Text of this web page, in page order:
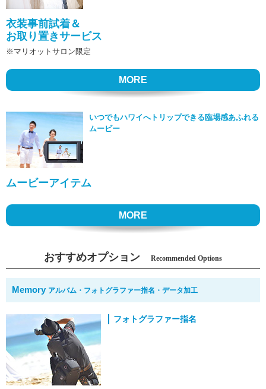
衣装事前試着＆
お取り置きサービス
※マリオットサロン限定
MORE
いつでもハワイへトリップできる臨場感あふれる
ムービー
ムービーアイテム
MORE
おすすめオプション Recommended Options
Memory アルバム・フォトグラファー指名・データ加工
フォトグラファー指名